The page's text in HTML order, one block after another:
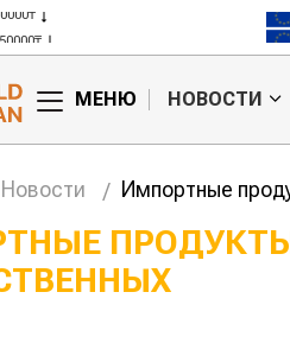
класс 125000₸МЕНЮ НОВОСТИ
Новости Импортные
Казахстанские